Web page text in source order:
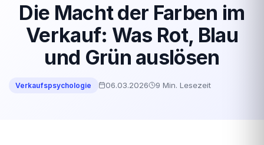
Die Macht der Farben im
Verkauf: Was Rot, Blau
und Grün auslösen
Verkaufspsychologie 06.03.2026 9 Min. Lesezeit